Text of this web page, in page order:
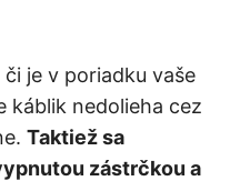
je v poriadku vaše
káblik nedolieha cez
Taktiež sa
zástrčkou a